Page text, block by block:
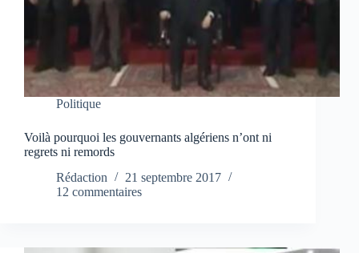
Politique
Voilà pourquoi les gouvernants algériens n’ont ni
regrets ni remords
Rédaction
21 septembre 2017
12 commentaires